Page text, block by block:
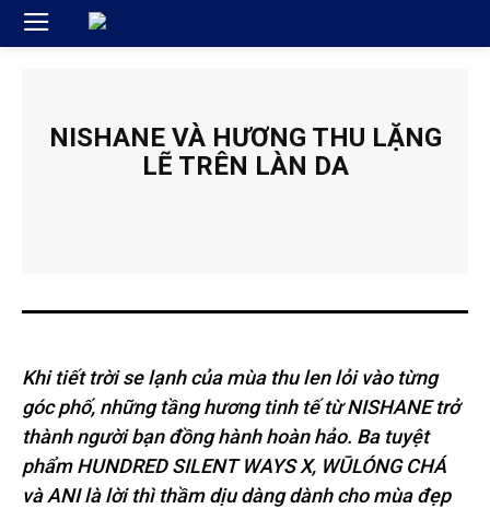
NISHANE VÀ HƯƠNG THU LẶNG
LẼ TRÊN LÀN DA
Khi tiết trời se lạnh của mùa thu len lỏi vào từng
góc phố, những tầng hương tinh tế từ NISHANE trở
thành người bạn đồng hành hoàn hảo. Ba tuyệt
phẩm HUNDRED SILENT WAYS X, WŪLÓNG CHÁ
và ANI là lời thì thầm dịu dàng dành cho mùa đẹp